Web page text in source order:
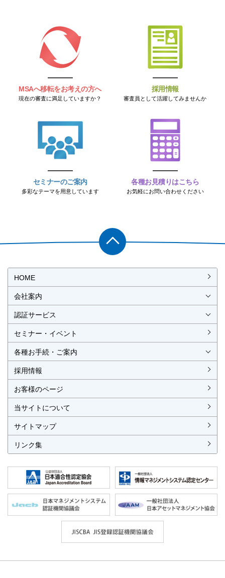
MSAへ移転をお考えの方へ
現在の審査に満足していますか？
採用情報
審査員として活躍してみませんか
セミナーのご案内
多彩なテーマを用意しています
各種お見積りはこちら
お気軽にお問い合わせください
HOME
会社案内
認証サービス
ISO認証（マネジメントシステム）
ISO 9001 （品質）
ISO 14001（環境）
ISO 55001（アセット）
ISO 45001（労働安全衛生）
ISO 27001（情報セキュリティ）
MSAの審査認証
ISOとは？
JIS製品認証
JIS製品認証の手続き
認証リスト
セミナー・イベント
各種お手続・ご案内
採用情報
お客様のページ
当サイトについて
サイトマップ
リンク集